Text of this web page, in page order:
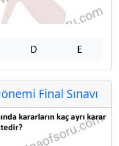
D E
Final Sınavı